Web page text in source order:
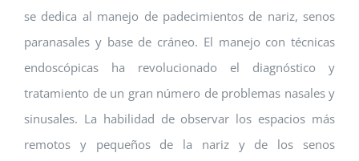
se dedica al manejo de padecimientos de nariz, senos
paranasales y base de cráneo. El manejo con técnicas
endoscópicas ha revolucionado el diagnóstico y
tratamiento de un gran número de problemas nasales y
sinusales. La habilidad de observar los espacios más
remotos y pequeños de la nariz y de los senos